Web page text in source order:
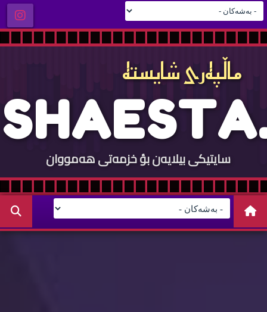
ماڵپه‌ری شایسته‌
SHAESTA.
COM
سایتيكی بيلایه‌ن بؤ خزمه‌تی هه‌مووان